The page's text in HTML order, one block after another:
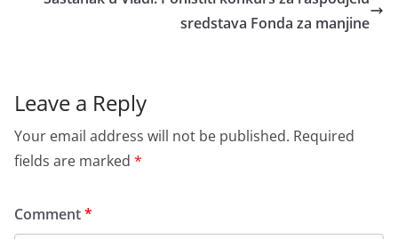
sredstava Fonda za manjine
Leave a Reply
Your email address will not be published. Required
fields are marked *
Comment*